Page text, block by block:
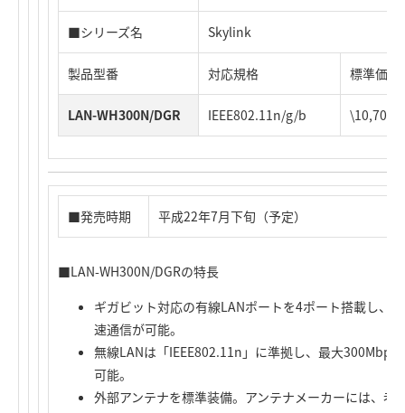
■シリーズ名 Skylink
製品型番 対応規格 標準価格
LAN-WH300N/DGR IEEE802.11n/g/b \10,700
■発売時期 平成22年7月下旬（予定）
■LAN-WH300N/DGRの特長
ギガビット対応の有線LANポートを4ポート搭載し、
速通信が可能。
無線LANは「IEEE802.11n」に準拠し、最大
可能。
外部アンテナを標準装備。アンテナメーカーには、老